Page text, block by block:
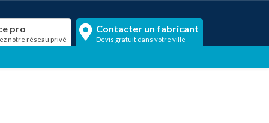
pro
notre réseau privé
Contacter un fabricant
Devis gratuit dans votre ville